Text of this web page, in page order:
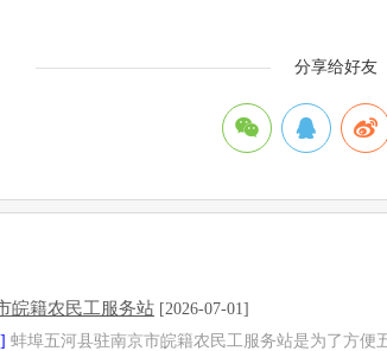
分享给好友
皖籍农民工服务站 [2026-07-01]
] 蚌埠五河县驻南京市皖籍农民工服务站是为了方